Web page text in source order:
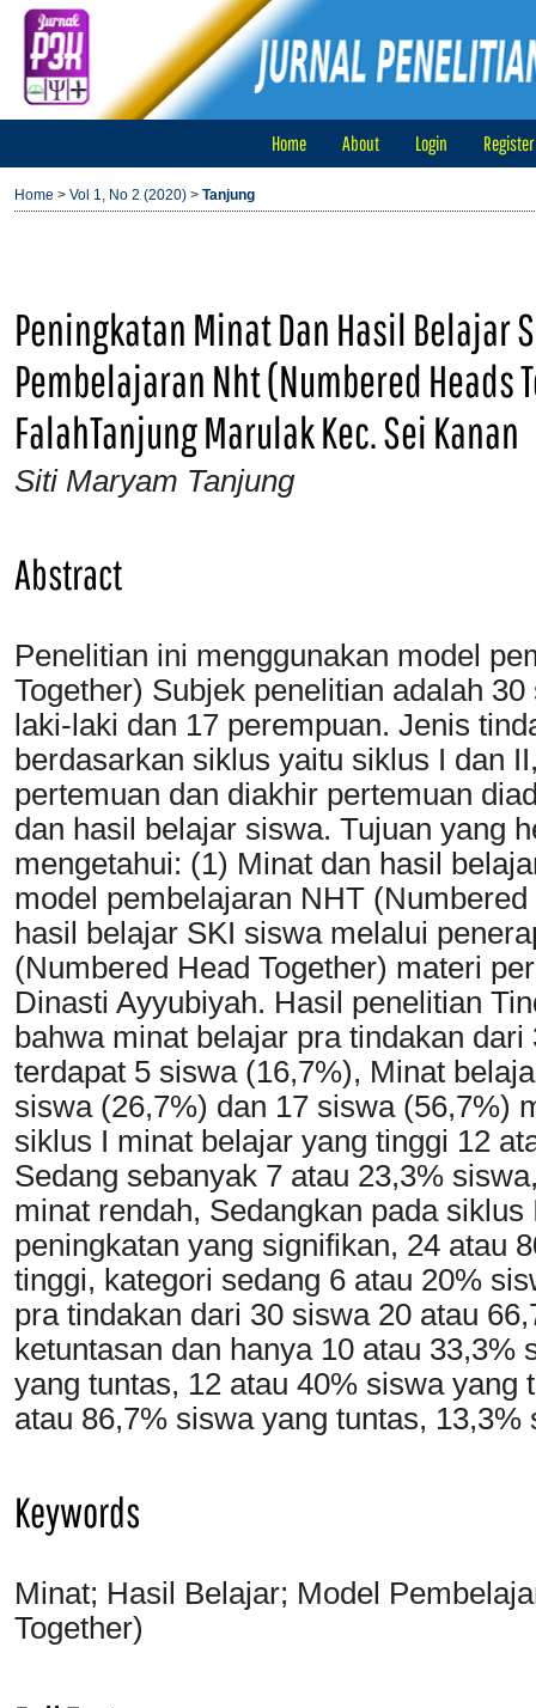
Home About Login Register
Home > Vol 1, No 2 (2020) > Tanjung
Peningkatan Minat Dan Hasil Belajar
Pembelajaran Nht (Numbered Heads
FalahTanjung Marulak Kec. Sei Kanan
Siti Maryam Tanjung
Abstract
Penelitian ini menggunakan model
Together) Subjek penelitian adalah
laki-laki dan 17 perempuan. Jenis
berdasarkan siklus yaitu siklus I dan
pertemuan dan diakhir pertemuan
dan hasil belajar siswa. Tujuan yang
mengetahui: (1) Minat dan hasil
model pembelajaran NHT
hasil belajar SKI siswa melalui
(Numbered Head Together) materi
Dinasti Ayyubiyah. Hasil penelitian
bahwa minat belajar pra tindakan
terdapat 5 siswa (16,7%), Minat
siswa (26,7%) dan 17 siswa (56,7%)
siklus I minat belajar yang tinggi 12
Sedang sebanyak 7 atau 23,3%
minat rendah, Sedangkan pada
peningkatan yang signifikan, 24 atau
tinggi, kategori sedang 6 atau 20%
pra tindakan dari 30 siswa 20 atau
ketuntasan dan hanya 10 atau
yang tuntas, 12 atau 40% siswa yang
atau 86,7% siswa yang tuntas,
Keywords
Minat; Hasil Belajar; Model
Together)